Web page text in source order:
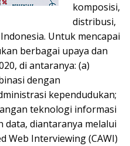
komposisi,
distribusi,
Untuk mencapai
berbagai upaya dan
di antaranya: (a)
dengan
kependudukan;
teknologi informasi
data, diantaranya melalui
Web Interviewing (CAWI)